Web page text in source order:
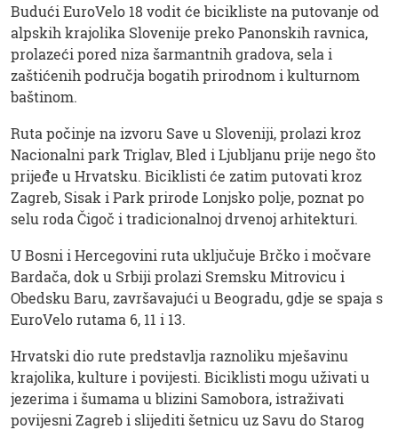
Budući EuroVelo 18 vodit će bicikliste na putovanje od
alpskih krajolika Slovenije preko Panonskih ravnica,
prolazeći pored niza šarmantnih gradova, sela i
zaštićenih područja bogatih prirodnom i kulturnom
baštinom.
Ruta počinje na izvoru Save u Sloveniji, prolazi kroz
Nacionalni park Triglav, Bled i Ljubljanu prije nego što
prijeđe u Hrvatsku. Biciklisti će zatim putovati kroz
Zagreb, Sisak i Park prirode Lonjsko polje, poznat po
selu roda Čigoč i tradicionalnoj drvenoj arhitekturi.
U Bosni i Hercegovini ruta uključuje Brčko i močvare
Bardača, dok u Srbiji prolazi Sremsku Mitrovicu i
Obedsku Baru, završavajući u Beogradu, gdje se spaja s
EuroVelo rutama 6, 11 i 13.
Hrvatski dio rute predstavlja raznoliku mješavinu
krajolika, kulture i povijesti. Biciklisti mogu uživati ​​u
jezerima i šumama u blizini Samobora, istraživati ​​
povijesni Zagreb i slijediti šetnicu uz Savu do Starog